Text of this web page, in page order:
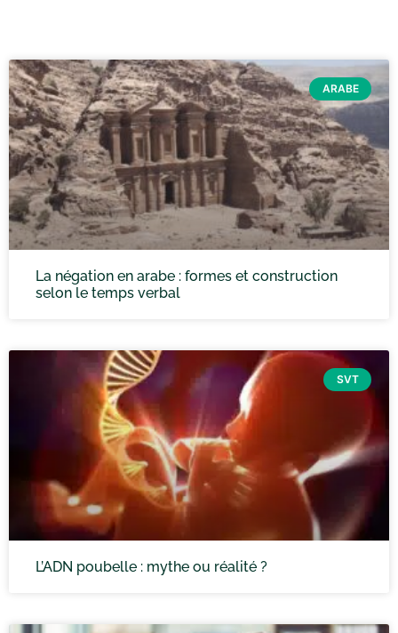
ARABE
La négation en arabe : formes et construction
selon le temps verbal
SVT
L’ADN poubelle : mythe ou réalité ?